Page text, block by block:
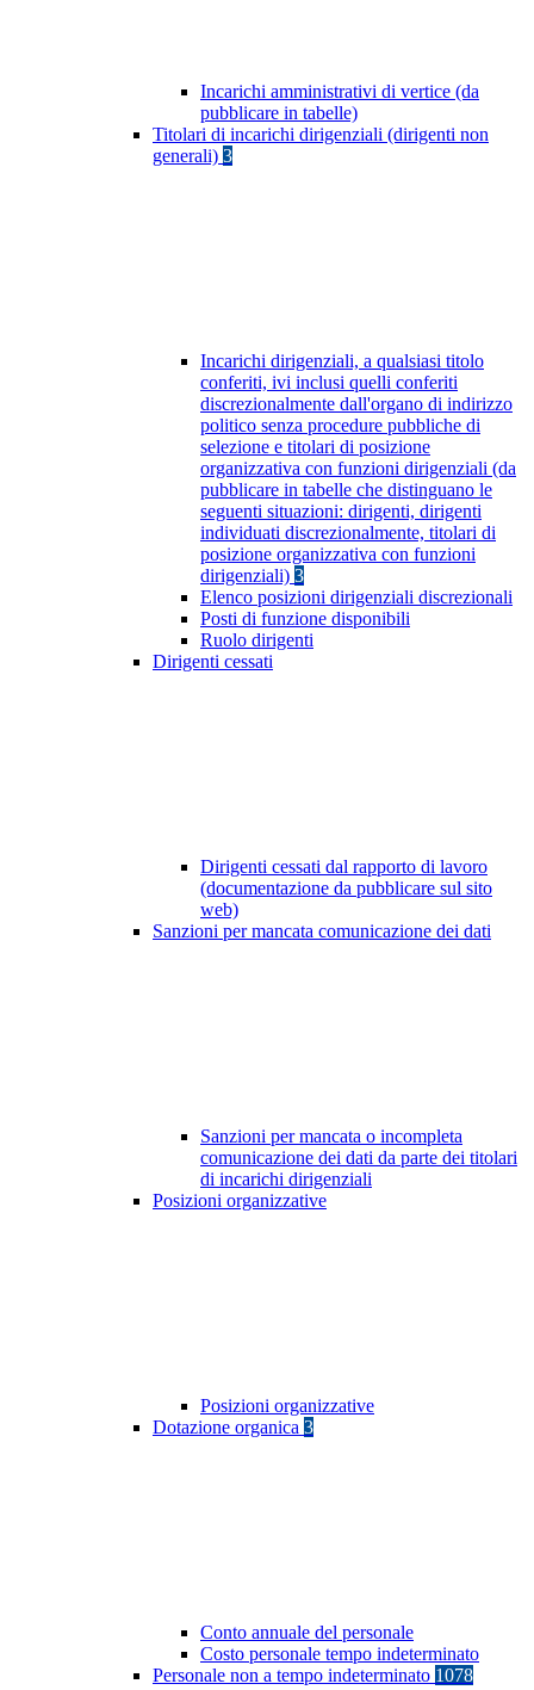
Incarichi amministrativi di vertice (da
pubblicare in tabelle)
Titolari di incarichi dirigenziali (dirigenti non
generali) 3
Incarichi dirigenziali, a qualsiasi titolo
conferiti, ivi inclusi quelli conferiti
discrezionalmente dall'organo di indirizzo
politico senza procedure pubbliche di
selezione e titolari di posizione
organizzativa con funzioni dirigenziali (da
pubblicare in tabelle che distinguano le
seguenti situazioni: dirigenti, dirigenti
individuati discrezionalmente, titolari di
posizione organizzativa con funzioni
dirigenziali) 3
Elenco posizioni dirigenziali discrezionali
Posti di funzione disponibili
Ruolo dirigenti
Dirigenti cessati
Dirigenti cessati dal rapporto di lavoro
(documentazione da pubblicare sul sito
web)
Sanzioni per mancata comunicazione dei dati
Sanzioni per mancata o incompleta
comunicazione dei dati da parte dei titolari
di incarichi dirigenziali
Posizioni organizzative
Posizioni organizzative
Dotazione organica 3
Conto annuale del personale
Costo personale tempo indeterminato
Personale non a tempo indeterminato 1078